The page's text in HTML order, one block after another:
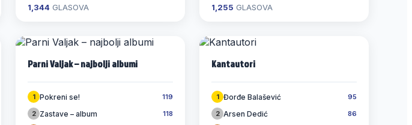
1,344 GLASOVA 1,255 GLASOVA
Parni Valjak – najbolji albumi
1 Pokreni se!
119
2 Zastave – album
118
Kantautori
1 Đorđe Balašević
95
2 Arsen Dedić
86